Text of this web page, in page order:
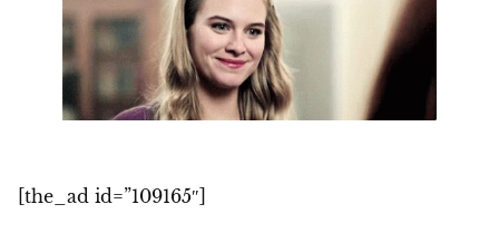
[the_ad id=”109165″]